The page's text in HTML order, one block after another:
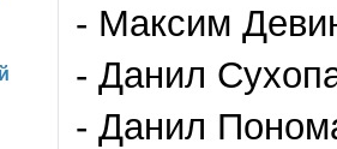
- Максим
- Данил
- Данил